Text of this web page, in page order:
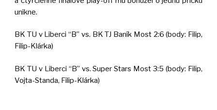
unikne.
BK TU v Liberci “B” vs. BK TJ Baník Most 2:6 (body: Filip,
Filip-Klárka)
BK TU v Liberci “B” vs. Super Stars Most 3:5 (body: Filip,
Vojta-Standa, Filip-Klárka)